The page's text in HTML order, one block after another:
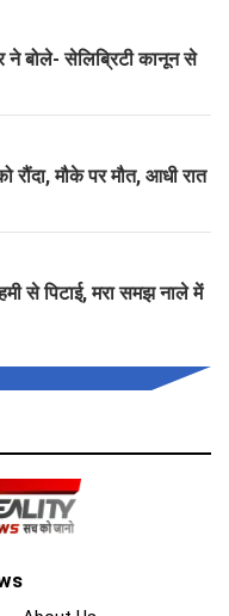
ने बोले- सेलिब्रिटी कानून से
रौंदा, मौके पर मौत, आधी रात
से पिटाई, मरा समझ नाले में